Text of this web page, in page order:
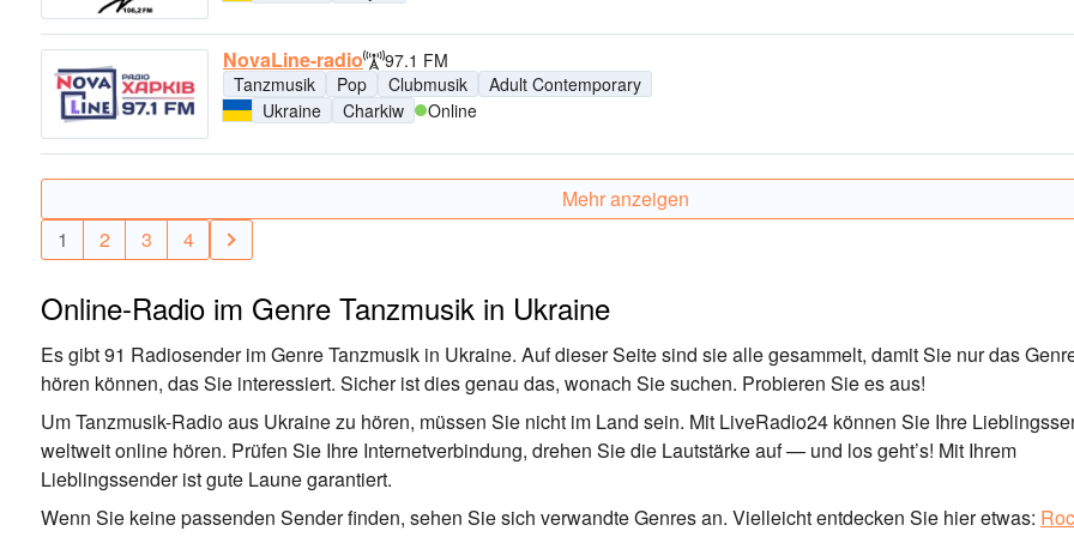
NovaLine-radio
97.1 FM
Tanzmusik
Pop Clubmusik
Adult Contemporary
Ukraine
Charkiw Online
Mehr anzeigen
1
2 3 4
Online-Radio im Genre Tanzmusik in Ukraine
Es gibt 91 Radiosender im Genre Tanzmusik in Ukraine. Auf dieser Seite sind sie alle gesammelt, damit Sie nur das
hören können, das Sie interessiert. Sicher ist dies genau das, wonach Sie suchen. Probieren Sie es aus!
Um Tanzmusik-Radio aus Ukraine zu hören, müssen Sie nicht im Land sein. Mit LiveRadio24 können Sie Ihre
weltweit online hören. Prüfen Sie Ihre Internetverbindung, drehen Sie die Lautstärke auf — und los geht’s! Mit Ihrem
Lieblingssender ist gute Laune garantiert.
Wenn Sie keine passenden Sender finden, sehen Sie sich verwandte Genres an. Vielleicht entdecken Sie hier etwas: